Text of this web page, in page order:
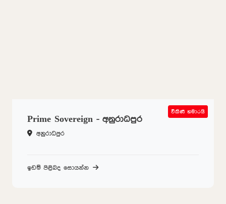
SOLD OUT
Prime Sovereign - අනුරාධපුර
අනුරාධපුර
විකිණී හමාරයි
ඉඩම් පිළිබද සොයන්න